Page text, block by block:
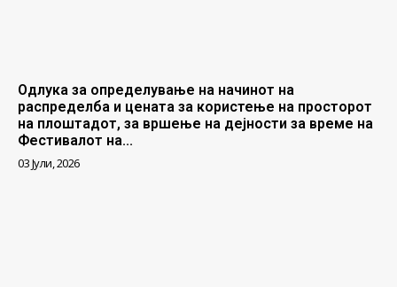
Одлука за определување на начинот на
распределба и цената за користење на просторот
на плоштадот, за вршење на дејности за време на
Фестивалот на...
03 Јули, 2026